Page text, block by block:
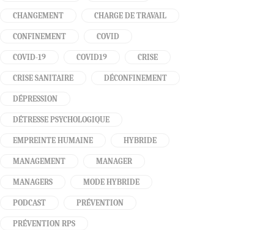
CHANGEMENT CHARGE DE TRAVAIL
CONFINEMENT COVID
COVID-19 COVID19 CRISE
CRISE SANITAIRE DÉCONFINEMENT
DÉPRESSION
DÉTRESSE PSYCHOLOGIQUE
EMPREINTE HUMAINE HYBRIDE
MANAGEMENT MANAGER
MANAGERS MODE HYBRIDE
PODCAST PRÉVENTION
PRÉVENTION RPS